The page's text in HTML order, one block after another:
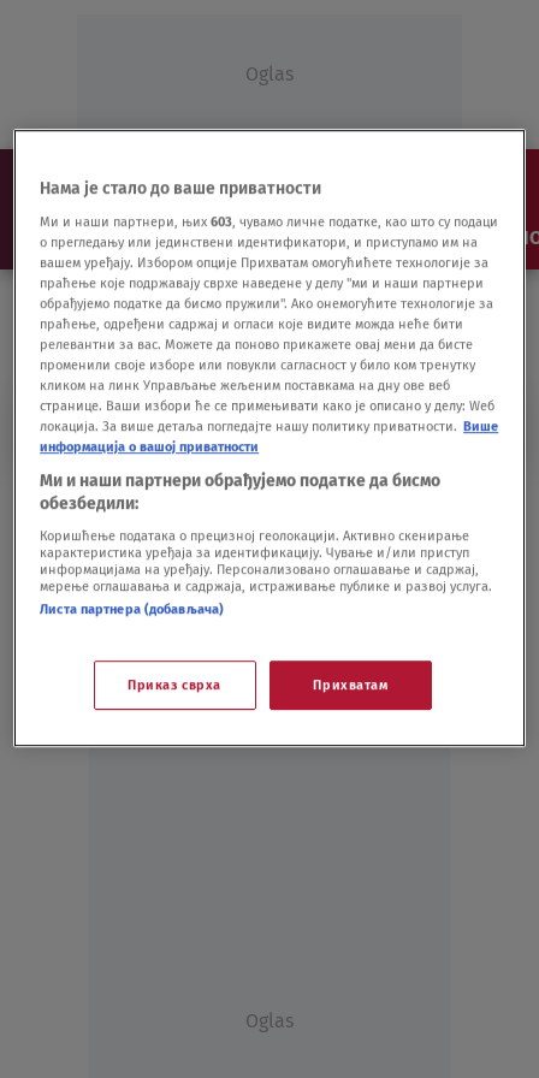
Oglas
NAJNOVIJE VESTI SHOW SPORT VIDEO
KULTURA POSLOVANJA
direktore najvećih firmi
IT10.05.20.
Oglas
Нама је стало до ваше приватности
Ми и наши партнери, њих603, чувамо личне податке, као што су подаци
о прегледању или јединствени идентификатори, и приступамо им на
вашем уређају. Избором опције Прихватам омогућићете технологије за
праћење које подржавају сврхе наведене у делу "ми и наши партнери
обрађујемо податке да бисмо пружили". Ако онемогућите технологије за
праћење, одређени садржај и огласи које видите можда неће бити
релевантни за вас. Можете да поново прикажете овај мени да бисте
променили своје изборе или повукли сагласност у било ком тренутку
кликом на линк Управљање жељеним поставкама на дну ове веб
странице. Ваши избори ће се примењивати како је описано у делу: Wеб
локација. За више детаља погледајте нашу политику приватности. Више
информација о вашој приватности
Ми и наши партнери обрађујемо податке да бисмо
обезбедили:
Коришћење података о прецизној геолокацији. Активно скенирање
карактеристика уређаја за идентификацију. Чување и/или приступ
информацијама на уређају. Персонализовано оглашавање и садржај,
мерење оглашавања и садржаја, истраживање публике и развој услуга.
Листа партнера (добављача)
Приказ сврха Прихватам